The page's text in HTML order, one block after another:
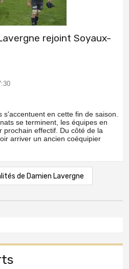
rejoint Soyaux-
en cette fin de saison.
se terminent, les équipes en
prochain effectif. Du côté de la
arriver un ancien coéquipier
de Damien Lavergne